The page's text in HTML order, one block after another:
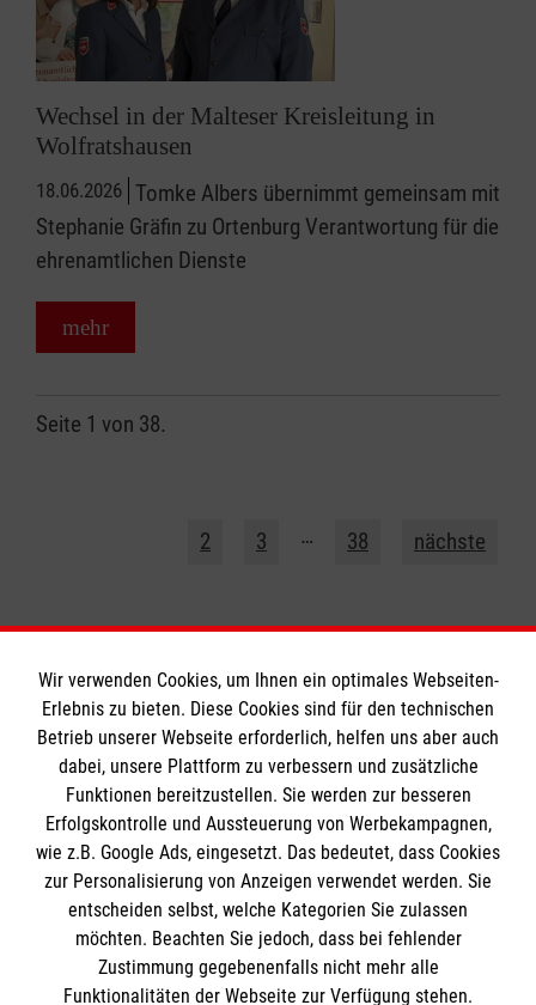
Wechsel in der Malteser Kreisleitung in
Wolfratshausen
18.06.2026 Tomke Albers übernimmt gemeinsam mit
Stephanie Gräfin zu Ortenburg Verantwortung für die
ehrenamtlichen Dienste
mehr
Seite 1 von 38.
2 3 … 38 nächste
Informationen
Impressum
Datenschutz
Kontakt
Barrierefreiheit
Die Malteser
Malteser in Deutschland
Malteserorden
Wir verwenden Cookies, um Ihnen ein optimales Webseiten-
Erlebnis zu bieten. Diese Cookies sind für den technischen
Betrieb unserer Webseite erforderlich, helfen uns aber auch
dabei, unsere Plattform zu verbessern und zusätzliche
Funktionen bereitzustellen. Sie werden zur besseren
Erfolgskontrolle und Aussteuerung von Werbekampagnen,
wie z.B. Google Ads, eingesetzt. Das bedeutet, dass Cookies
zur Personalisierung von Anzeigen verwendet werden. Sie
entscheiden selbst, welche Kategorien Sie zulassen
möchten. Beachten Sie jedoch, dass bei fehlender
Zustimmung gegebenenfalls nicht mehr alle
Funktionalitäten der Webseite zur Verfügung stehen.